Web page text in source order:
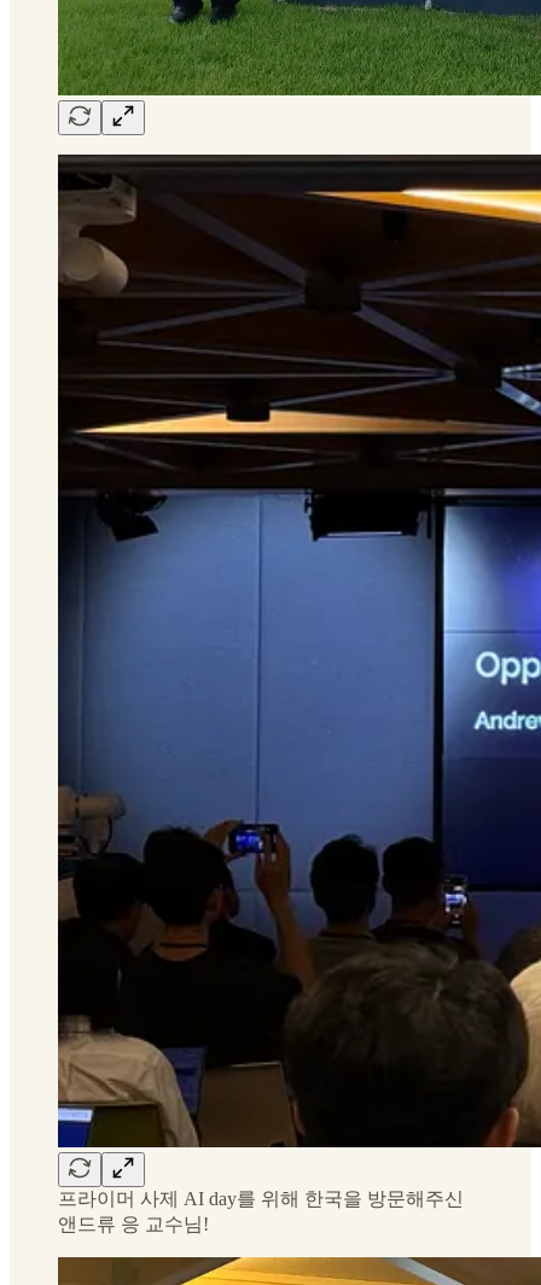
프라이머 사제 AI day를 위해 한국을 방문해주신
앤드류 응 교수님!